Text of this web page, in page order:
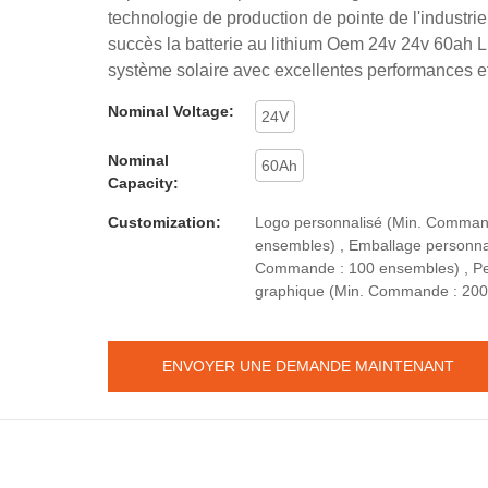
technologie de production de pointe de
succès la batterie au lithium Oem 24v 24v 60ah
système solaire avec excellentes performances
Nominal Voltage: 24V
Nominal
Capacity:
60Ah
Customization:
Logo personnalisé (Min.
ensembles) , Emballage
Commande : 100 ensembles) ,
graphique (Min. Commande :
ENVOYER UNE DEMANDE MAINTENANT